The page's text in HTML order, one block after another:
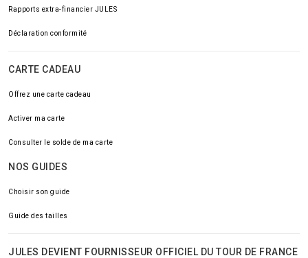
Rapports extra-financier JULES
Déclaration conformité
CARTE CADEAU
Offrez une carte cadeau
Activer ma carte
Consulter le solde de ma carte
NOS GUIDES
Choisir son guide
Guide des tailles
JULES DEVIENT FOURNISSEUR OFFICIEL DU TOUR DE FRANCE